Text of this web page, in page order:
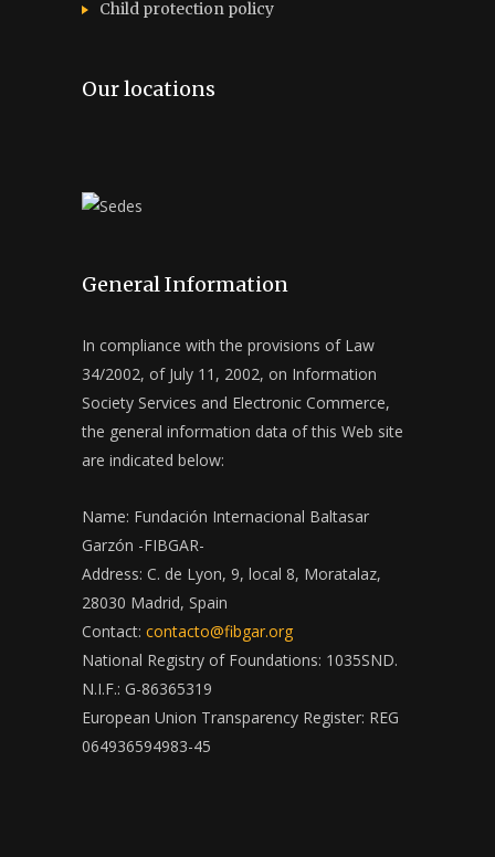
Child protection policy
Our locations
General Information
In compliance with the provisions of Law
34/2002, of July 11, 2002, on Information
Society Services and Electronic Commerce,
the general information data of this Web site
are indicated below:
Name: Fundación Internacional Baltasar
Garzón -FIBGAR-
Address: C. de Lyon, 9, local 8, Moratalaz,
28030 Madrid, Spain
Contact: contacto@fibgar.org
National Registry of Foundations: 1035SND.
N.I.F.: G-86365319
European Union Transparency Register: REG
064936594983-45